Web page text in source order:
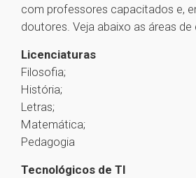
com professores capacitados e,
doutores. Veja abaixo as áreas
Licenciaturas
Filosofia;
História;
Letras;
Matemática;
Pedagogia
Tecnológicos de TI